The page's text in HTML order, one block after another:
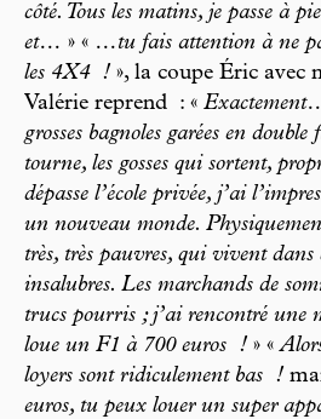
côté. Tous les matins, je passe à
et… » « …tu fais attention à ne
les 4X4 ! », la coupe Éric avec
Valérie reprend : «
grosses bagnoles garées en
tourne, les gosses qui sortent,
dépasse l’école privée, j’ai
un nouveau monde.
très, très pauvres, qui vivent dans
insalubres. Les marchands de
trucs pourris ; j’ai rencontré une
loue un F1 à 700 euros ! » «
loyers sont ridiculement bas !
euros, tu peux louer un super